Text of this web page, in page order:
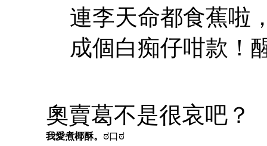
連李天命都食蕉啦
成個白痴仔咁款！
奧賣葛不是很哀吧？
我愛煮椰酥。 ಠ口ಠ